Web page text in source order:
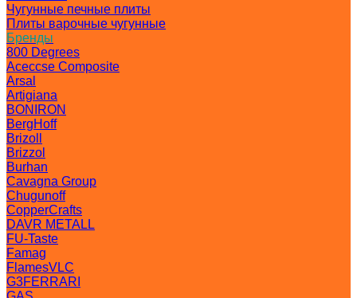
Чугунные печные плиты
Плиты варочные чугунные
Бренды
800 Degrees
Aceccse Composite
Arsal
Artigiana
BONIRON
BergHoff
Brizoll
Brizzol
Burhan
Cavagna Group
Chugunoff
CopperCrafts
DAVR METALL
FU-Taste
Famag
FlamesVLC
G3FERRARI